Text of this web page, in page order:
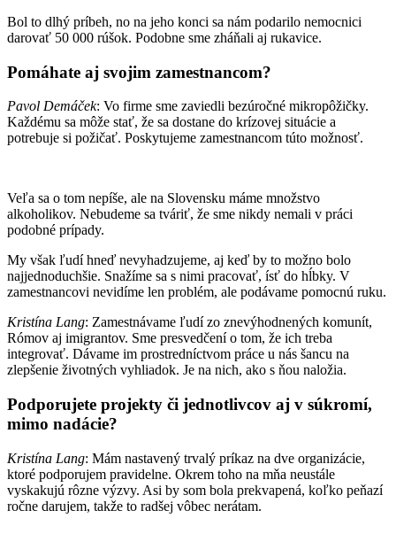
Bol to dlhý príbeh, no na jeho konci sa nám podarilo nemocnici
darovať 50 000 rúšok. Podobne sme zháňali aj rukavice.
Pomáhate aj svojim zamestnancom?
Pavol Demáček: Vo firme sme zaviedli bezúročné mikropôžičky.
Každému sa môže stať, že sa dostane do krízovej situácie a
potrebuje si požičať. Poskytujeme zamestnancom túto možnosť.
Veľa sa o tom nepíše, ale na Slovensku máme množstvo
alkoholikov. Nebudeme sa tváriť, že sme nikdy nemali v práci
podobné prípady.
My však ľudí hneď nevyhadzujeme, aj keď by to možno bolo
najjednoduchšie. Snažíme sa s nimi pracovať, ísť do hĺbky. V
zamestnancovi nevidíme len problém, ale podávame pomocnú ruku.
Kristína Lang: Zamestnávame ľudí zo znevýhodnených komunít,
Rómov aj imigrantov. Sme presvedčení o tom, že ich treba
integrovať. Dávame im prostredníctvom práce u nás šancu na
zlepšenie životných vyhliadok. Je na nich, ako s ňou naložia.
Podporujete projekty či jednotlivcov aj v súkromí,
mimo nadácie?
Kristína Lang: Mám nastavený trvalý príkaz na dve organizácie,
ktoré podporujem pravidelne. Okrem toho na mňa neustále
vyskakujú rôzne výzvy. Asi by som bola prekvapená, koľko peňazí
ročne darujem, takže to radšej vôbec nerátam.